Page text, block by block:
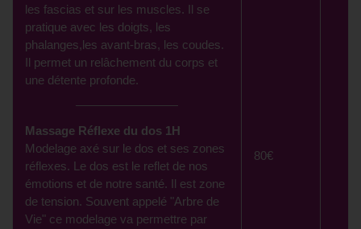
les fascias et sur les muscles. Il se
pratique avec les doigts, les
phalanges,les avant-bras, les coudes.
Il permet un relâchement du corps et
une détente profonde.
Massage Réflexe du dos 1H
Modelage axé sur le dos et ses zones
réflexes. Le dos est le reflet de nos
émotions et de notre santé. Il est zone
de tension. Souvent appelé "Arbre de
Vie" ce modelage va permettre par
80€